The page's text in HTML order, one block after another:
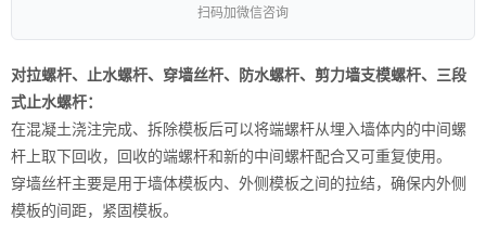
扫码加微信咨询
对拉螺杆、止水螺杆、穿墙丝杆、防水螺杆、剪力墙支模螺杆、三段
式止水螺杆：
在混凝土浇注完成、拆除模板后可以将端螺杆从埋入墙体内的中间螺
杆上取下回收，回收的端螺杆和新的中间螺杆配合又可重复使用。
穿墙丝杆主要是用于墙体模板内、外侧模板之间的拉结，确保内外侧
模板的间距，紧固模板。